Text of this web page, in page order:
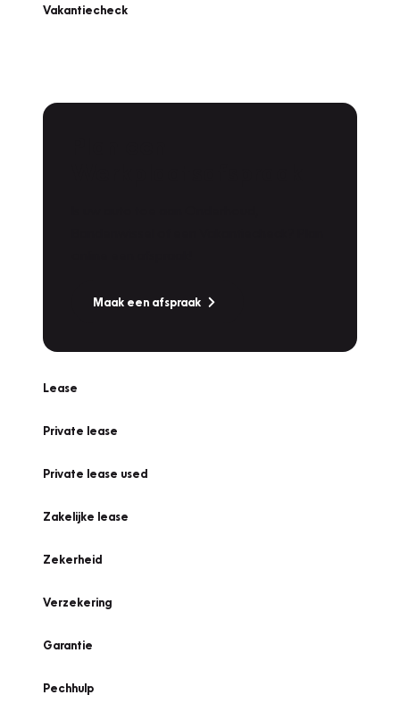
Vakantiecheck
Maak een afspraak
Lease
Private lease
Private lease used
Zakelijke lease
Zekerheid
Verzekering
Garantie
Pechhulp